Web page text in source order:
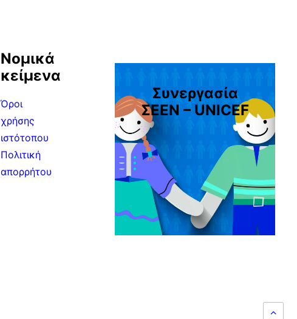
Νομικά
κείμενα
Όροι
χρήσης
ιστότοπου
Πολιτική
απορρήτου
Συνεργασία
ΣEEN – UNICEF